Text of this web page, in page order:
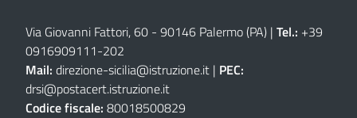
Via Giovanni Fattori, 60 - 90146 Palermo (PA) | Tel.: +39
0916909111-202
Mail: direzione-sicilia@istruzione.it | PEC:
drsi@postacert.istruzione.it
Codice fiscale: 80018500829